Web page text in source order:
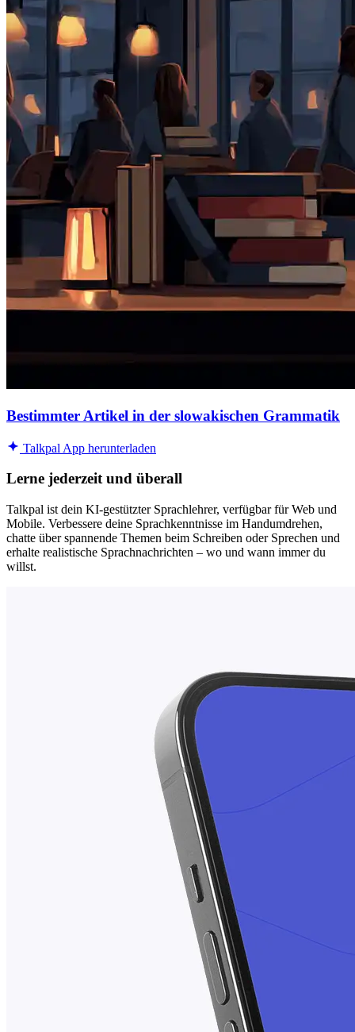
Bestimmter Artikel in der slowakischen Grammatik
Talkpal App herunterladen
Lerne jederzeit und überall
Talkpal ist dein KI-gestützter Sprachlehrer, verfügbar für Web und
Mobile. Verbessere deine Sprachkenntnisse im Handumdrehen,
chatte über spannende Themen beim Schreiben oder Sprechen und
erhalte realistische Sprachnachrichten – wo und wann immer du
willst.